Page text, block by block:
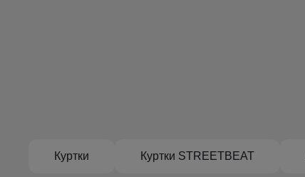
Куртки Куртки STREETBEAT